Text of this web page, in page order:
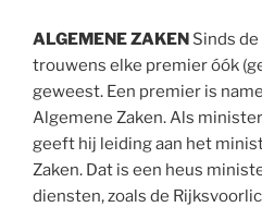
ALGEMENE ZAKEN Sinds
trouwens elke premier óók
geweest. Een premier is
Algemene Zaken. Als
geeft hij leiding aan het
Zaken. Dat is een heus
diensten, zoals de